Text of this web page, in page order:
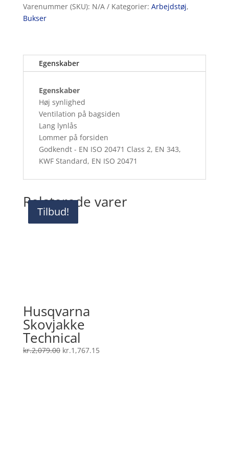
Functional
antal
Varenummer (SKU): N/A Kategorier: Arbejdstøj,
Bukser
Egenskaber
Egenskaber
Høj synlighed
Ventilation på bagsiden
Lang lynlås
Lommer på forsiden
Godkendt - EN ISO 20471 Class 2, EN 343,
KWF Standard, EN ISO 20471
Relaterede varer
Tilbud!
Husqvarna
Skovjakke
Technical
kr.2,079.00 Den
kr.1,767.15Den
Tilbud!
Tilbud!